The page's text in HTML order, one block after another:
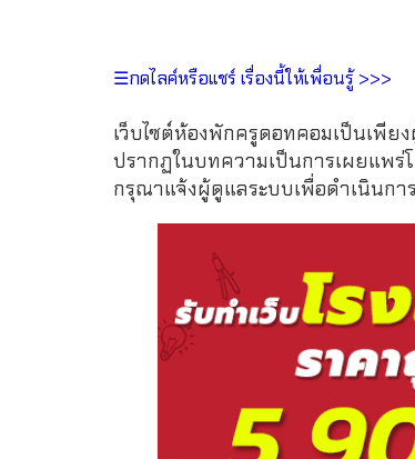
☰กดไลค์หรือแชร์ เรื่องนี้ให้เพื่อนรู้ >>>
เว็บไซต์ห้องพักครูดอทคอมเป็นเพีย
ปรากฏในบทความเป็นการเผยแพร่
กรุณาแจ้งผู้ดูแลระบบเพื่อดำเนินกา